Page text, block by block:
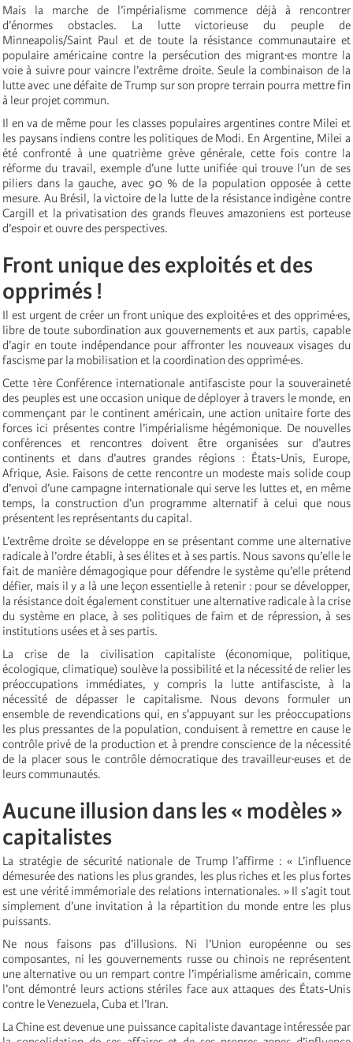
Mais la marche de l’impérialisme commence déjà à rencontrer
d’énormes obstacles. La lutte victorieuse du peuple de
Minneapolis/Saint Paul et de toute la résistance communautaire et
populaire américaine contre la persécution des migrant·es montre la
voie à suivre pour vaincre l’extrême droite. Seule la combinaison de la
lutte avec une défaite de Trump sur son propre terrain pourra mettre fin
à leur projet commun.
Il en va de même pour les classes populaires argentines contre Milei et
les paysans indiens contre les politiques de Modi. En Argentine, Milei a
été confronté à une quatrième grève générale, cette fois contre la
réforme du travail, exemple d’une lutte unifiée qui trouve l’un de ses
piliers dans la gauche, avec 90 % de la population opposée à cette
mesure. Au Brésil, la victoire de la lutte de la résistance indigène contre
Cargill et la privatisation des grands fleuves amazoniens est porteuse
d’espoir et ouvre des perspectives.
Front unique des exploités et des
opprimés !
Il est urgent de créer un front unique des exploité·es et des opprimé·es,
libre de toute subordination aux gouvernements et aux partis, capable
d’agir en toute indépendance pour affronter les nouveaux visages du
fascisme par la mobilisation et la coordination des opprimé·es.
Cette 1ère Conférence internationale antifasciste pour la souveraineté
des peuples est une occasion unique de déployer à travers le monde, en
commençant par le continent américain, une action unitaire forte des
forces ici présentes contre l’impérialisme hégémonique. De nouvelles
conférences et rencontres doivent être organisées sur d’autres
continents et dans d’autres grandes régions : États-Unis, Europe,
Afrique, Asie. Faisons de cette rencontre un modeste mais solide coup
d’envoi d’une campagne internationale qui serve les luttes et, en même
temps, la construction d’un programme alternatif à celui que nous
présentent les représentants du capital.
L’extrême droite se développe en se présentant comme une alternative
radicale à l’ordre établi, à ses élites et à ses partis. Nous savons qu’elle le
fait de manière démagogique pour défendre le système qu’elle prétend
défier, mais il y a là une leçon essentielle à retenir : pour se développer,
la résistance doit également constituer une alternative radicale à la crise
du système en place, à ses politiques de faim et de répression, à ses
institutions usées et à ses partis.
La crise de la civilisation capitaliste (économique, politique,
écologique, climatique) soulève la possibilité et la nécessité de relier les
préoccupations immédiates, y compris la lutte antifasciste, à la
nécessité de dépasser le capitalisme. Nous devons formuler un
ensemble de revendications qui, en s'appuyant sur les préoccupations
les plus pressantes de la population, conduisent à remettre en cause le
contrôle privé de la production et à prendre conscience de la nécessité
de la placer sous le contrôle démocratique des travailleur·euses et de
leurs communautés.
Aucune illusion dans les « modèles »
capitalistes
La stratégie de sécurité nationale de Trump l’affirme : « L’influence
démesurée des nations les plus grandes, les plus riches et les plus fortes
est une vérité immémoriale des relations internationales. » Il s’agit tout
simplement d’une invitation à la répartition du monde entre les plus
puissants.
Ne nous faisons pas d’illusions. Ni l’Union européenne ou ses
composantes, ni les gouvernements russe ou chinois ne représentent
une alternative ou un rempart contre l’impérialisme américain, comme
l’ont démontré leurs actions stériles face aux attaques des États-Unis
contre le Venezuela, Cuba et l’Iran.
La Chine est devenue une puissance capitaliste davantage intéressée par